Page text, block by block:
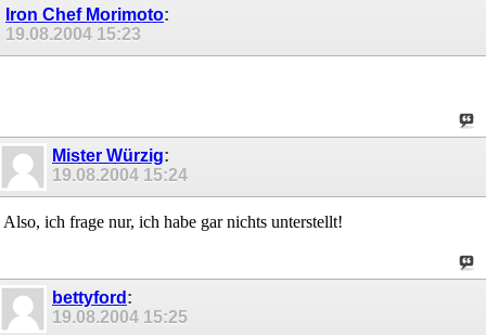
Iron Chef Morimoto:
19.08.2004 15:23
Mister Würzig:
19.08.2004 15:24
Also, ich frage nur, ich habe gar nichts unterstellt!
bettyford :
19.08.2004 15:25